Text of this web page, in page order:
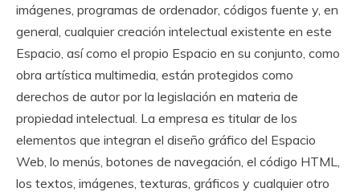
imágenes, programas de ordenador, códigos fuente y, en
general, cualquier creación intelectual existente en este
Espacio, así como el propio Espacio en su conjunto, como
obra artística multimedia, están protegidos como
derechos de autor por la legislación en materia de
propiedad intelectual. La empresa es titular de los
elementos que integran el diseño gráfico del Espacio
Web, lo menús, botones de navegación, el código HTML,
los textos, imágenes, texturas, gráficos y cualquier otro